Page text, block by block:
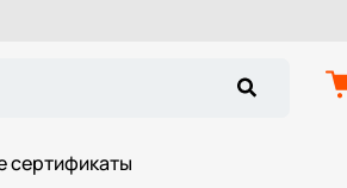
сертификаты